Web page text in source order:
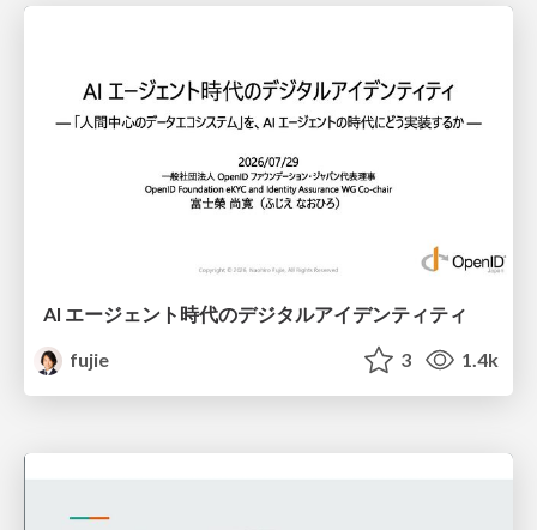
AI エージェント時代のデジタルアイデンティティ
fujie
3 1.4k